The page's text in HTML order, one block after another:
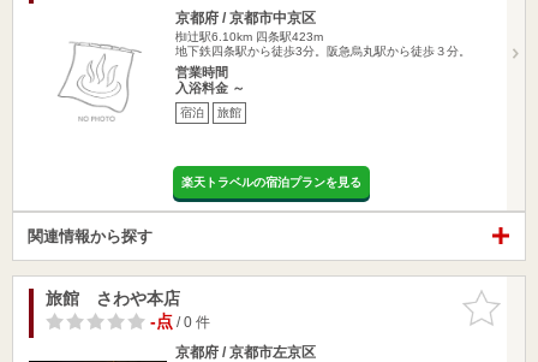
京都府 / 京都市中京区
椥辻駅6.10km 四条駅423m
地下鉄四条駅から徒歩3分。阪急烏丸駅から徒歩３分。
営業時間
入浴料金 ～
宿泊 旅館
楽天トラベルの宿泊プランを見る
関連情報から探す
お気に入
りに追加
旅館 さわや本店
-点/ 0 件
京都府 / 京都市左京区